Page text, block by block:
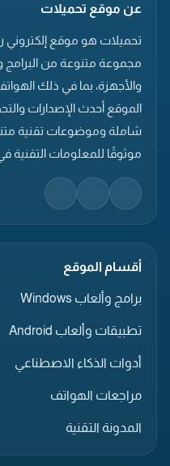
عن موقع تحميلات
تحميلات هو موقع إلكتروني
مجموعة متنوعة من البرامج
والأجهزة، بما في ذلك
الموقع أحدث الإصدارات
شاملة وموضوعات تقنية
موثوقًا للمعلومات التقنية
أقسام الموقع
برامج وألعاب Windows
تطبيقات وألعاب Android
أدوات الذكاء الاصطناعي
مراجعات الهواتف
المدونة التقنية